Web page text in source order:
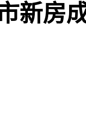
新房